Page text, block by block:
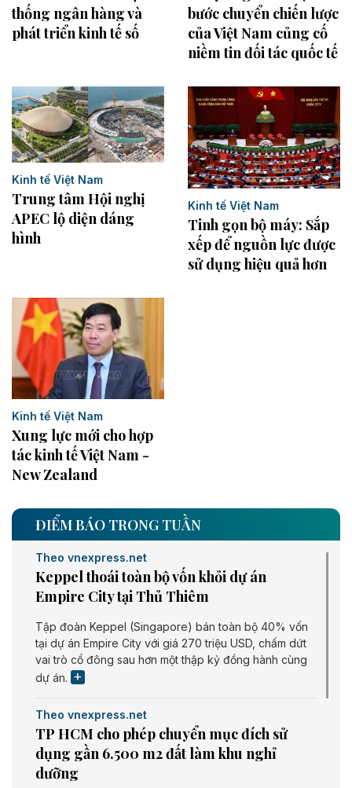
thống ngân hàng và
phát triển kinh tế số
bước chuyển chiến lược
của Việt Nam củng cố
niềm tin đối tác quốc tế
Kinh tế Việt Nam
Trung tâm Hội nghị
APEC lộ diện dáng
hình
Kinh tế Việt Nam
Tinh gọn bộ máy: Sắp
xếp để nguồn lực được
sử dụng hiệu quả hơn
Kinh tế Việt Nam
Xung lực mới cho hợp
tác kinh tế Việt Nam -
New Zealand
ĐIỂM BÁO TRONG TUẦN
Theo vnexpress.net
Keppel thoái toàn bộ vốn khỏi dự án
Empire City tại Thủ Thiêm
Tập đoàn Keppel (Singapore) bán toàn bộ 40% vốn
tại dự án Empire City với giá 270 triệu USD, chấm dứt
vai trò cổ đông sau hơn một thập kỷ đồng hành cùng
dự án.
Theo vnexpress.net
TP HCM cho phép chuyển mục đích sử
dụng gần 6.500 m2 đất làm khu nghỉ
dưỡng